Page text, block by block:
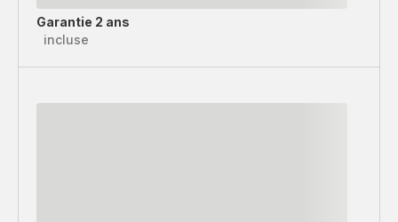
Garantie 2 ans
incluse